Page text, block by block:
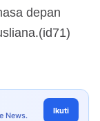
depan
News. Ikuti